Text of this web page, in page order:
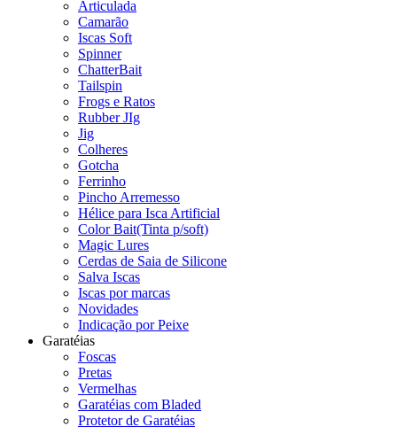
Articulada
Camarão
Iscas Soft
Spinner
ChatterBait
Tailspin
Frogs e Ratos
Rubber JIg
Jig
Colheres
Gotcha
Ferrinho
Pincho Arremesso
Hélice para Isca Artificial
Color Bait(Tinta p/soft)
Magic Lures
Cerdas de Saia de Silicone
Salva Iscas
Iscas por marcas
Novidades
Indicação por Peixe
Garatéias
Foscas
Pretas
Vermelhas
Garatéias com Bladed
Protetor de Garatéias